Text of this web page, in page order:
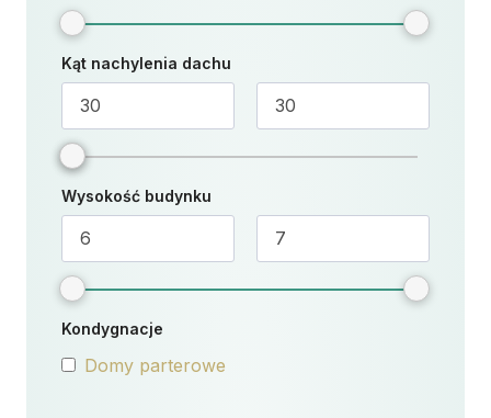
Kąt nachylenia dachu
Wysokość budynku
Kondygnacje
Domy parterowe